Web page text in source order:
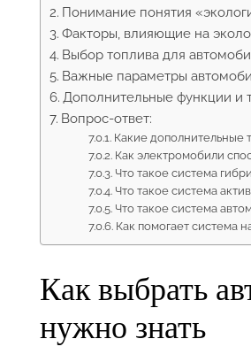
Понимание понятия
Факторы, влияющие на
Выбор топлива для
Важные параметры
Дополнительные функции и
Вопрос-ответ:
Какие дополнительные
Как электромобили
Что такое система
Что такое система
Что такое система
Как помогает система
Как выбрать
нужно знать